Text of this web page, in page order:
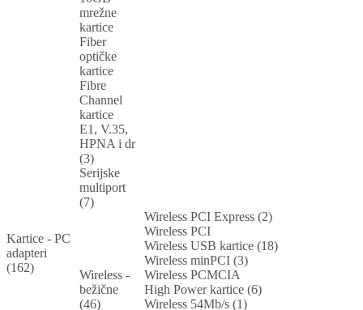
Kartice - PC
adapteri
(162)
mrežne
kartice
Fiber
optičke
kartice
Fibre
Channel
kartice
E1, V.35,
HPNA i dr
(3)
Serijske
multiport
(7)
Wireless -
bežične
(46)
Wireless PCI Express (2)
Wireless PCI
Wireless USB kartice (18)
Wireless minPCI (3)
Wireless PCMCIA
High Power kartice (6)
Wireless 54Mb/s (1)